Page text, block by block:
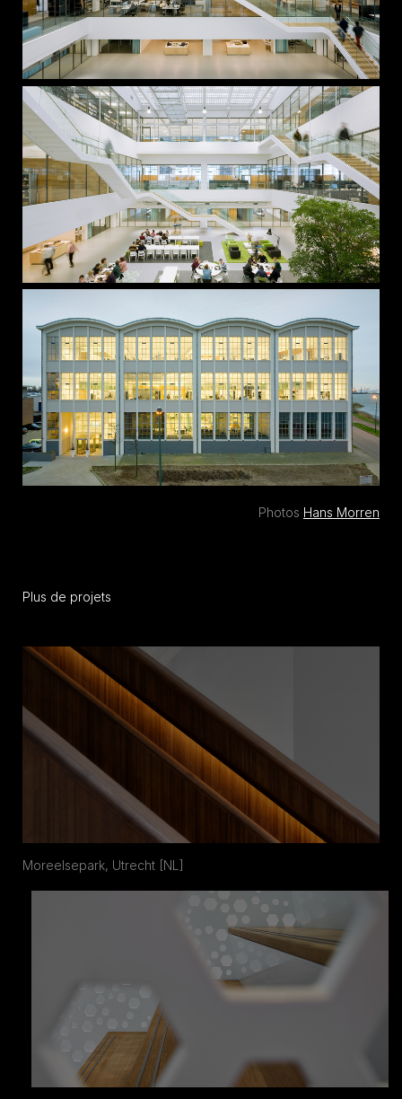
Photos Hans Morren
Plus de projets
Moreelsepark, Utrecht [NL]